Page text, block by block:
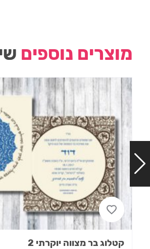
מוצרים נוספים
קטלוג בר מצווה יוקרתי 2